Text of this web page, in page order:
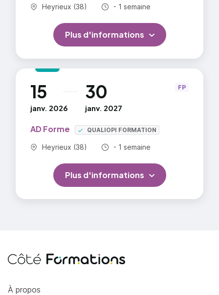
Commune :
Heyrieux (38) Durée totale :
- 1 semaine
Plus d'informations
15
janv. 2026
au 30
janv. 2027
AD Forme QUALIOPI FORMATION
Commune :
Heyrieux (38) Durée totale :
- 1 semaine
FP
Plus d'informations
Côté Formations
À propos